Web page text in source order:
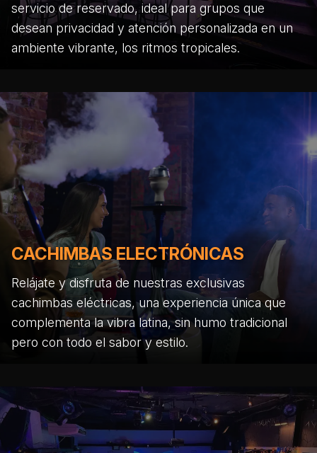
servicio de reservado, ideal para grupos que
desean privacidad y atención personalizada en un
ambiente vibrante, los ritmos tropicales.
CACHIMBAS ELECTRÓNICAS
Relájate y disfruta de nuestras exclusivas
cachimbas eléctricas, una experiencia única que
complementa la vibra latina, sin humo tradicional
pero con todo el sabor y estilo.